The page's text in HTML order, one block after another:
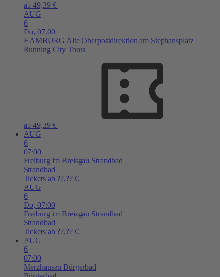
ab 49,39 €
AUG
6
Do, 07:00
HAMBURG Alte Oberpostdirektion am Stephansplatz
Running City Tours
ab 49,39 €
AUG
6
07:00
Freiburg im Breisgau Strandbad
Strandbad
Tickets ab ??,?? €
AUG
6
Do, 07:00
Freiburg im Breisgau Strandbad
Strandbad
Tickets ab ??,?? €
AUG
6
07:00
Merzhausen Bürgerbad